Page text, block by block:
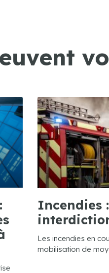
Incendies
Les incendies en
mobilisation de